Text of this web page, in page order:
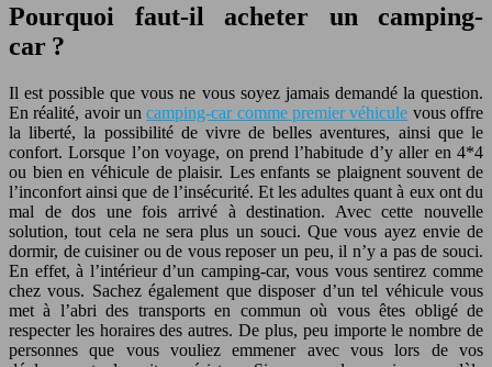
Pourquoi faut-il acheter un camping-
car ?
Il est possible que vous ne vous soyez jamais demandé la question.
En réalité, avoir uncamping-car comme premier véhicule vous offre
la liberté, la possibilité de vivre de belles aventures, ainsi que le
confort. Lorsque l’on voyage, on prend l’habitude d’y aller en 4*4
ou bien en véhicule de plaisir. Les enfants se plaignent souvent de
l’inconfort ainsi que de l’insécurité. Et les adultes quant à eux ont du
mal de dos une fois arrivé à destination. Avec cette nouvelle
solution, tout cela ne sera plus un souci. Que vous ayez envie de
dormir, de cuisiner ou de vous reposer un peu, il n’y a pas de souci.
En effet, à l’intérieur d’un camping-car, vous vous sentirez comme
chez vous. Sachez également que disposer d’un tel véhicule vous
met à l’abri des transports en commun où vous êtes obligé de
respecter les horaires des autres. De plus, peu importe le nombre de
personnes que vous vouliez emmener avec vous lors de vos